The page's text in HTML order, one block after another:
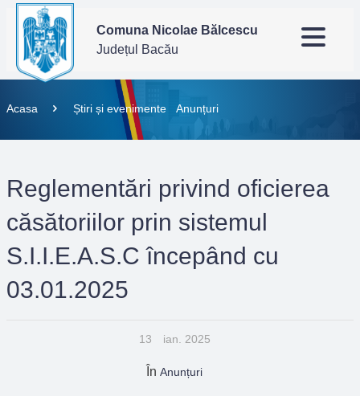
Comuna Nicolae Bălcescu
Județul Bacău
Acasa Știri și evenimente Anunțuri
Reglementări privind oficierea
căsătoriilor prin sistemul
S.I.I.E.A.S.C începând cu
03.01.2025
13 ian. 2025
În Anunțuri